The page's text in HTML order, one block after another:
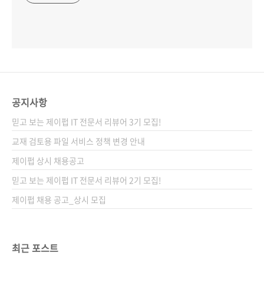
공지사항
믿고 보는 제이펍 IT 전문서 리뷰어 3기 모집!
교재 검토용 파일 서비스 정책 변경 안내
제이펍 상시 채용공고
믿고 보는 제이펍 IT 전문서 리뷰어 2기 모집!
제이펍 채용 공고_상시 모집
최근 포스트